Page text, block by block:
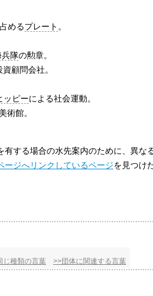
めるプレート 。
兵隊の勲章。
顧問会社。
ッピーによる社会運動。
術館。
する場合の水先案内のために、異な
ージへリンクしているページを見つけ
じ種類の言葉
>>団体に関連する言葉